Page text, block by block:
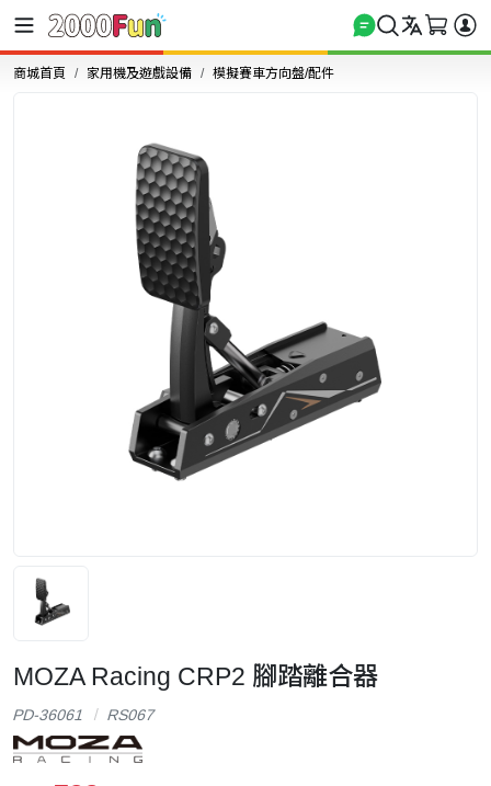
商城首頁 家用機及遊戲設備 模擬賽車方向盤/配件
MOZA Racing CRP2 腳踏離合器
PD-36061 RS067